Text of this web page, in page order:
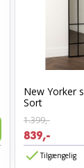
New Yorker
Sort
1.399,-
839,-
Tilgængelig